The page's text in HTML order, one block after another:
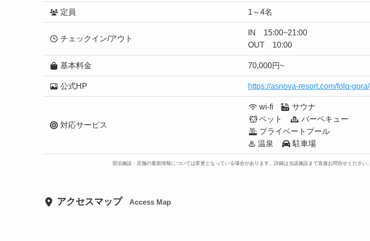
定員 1～4名
チェックイン/アウト
IN 15:00~21:00
OUT 10:00
基本料金 70,000円~
公式HP https://asnova-resort.com/folq-gora/
対応サービス
wi-fi
サウナ
ペット
バーベキュー
プライベートプール
♨ 温泉
駐車場
宿泊施設・店舗の最新情報については変更となっている場合があります。詳細は当該施設まで直接お問合せください。
アクセスマップ Access Map